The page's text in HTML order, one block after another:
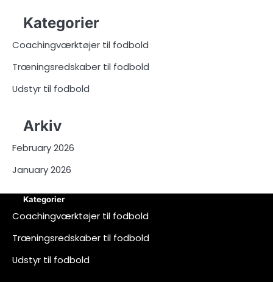
Kategorier
Coachingværktøjer til fodbold
Træningsredskaber til fodbold
Udstyr til fodbold
Arkiv
February 2026
January 2026
Kategorier
Coachingværktøjer til fodbold
Træningsredskaber til fodbold
Udstyr til fodbold